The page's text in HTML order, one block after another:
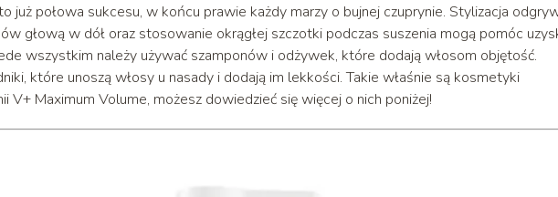
już połowa sukcesu, w końcu prawie każdy marzy o bujnej czuprynie. Stylizacja
głową w dół oraz stosowanie okrągłej szczotki podczas suszenia mogą pomóc
wszystkim należy używać szamponów i odżywek, które dodają włosom objętość.
które unoszą włosy u nasady i dodają im lekkości. Takie właśnie są kosmetyki
V+ Maximum Volume, możesz dowiedzieć się więcej o nich poniżej!